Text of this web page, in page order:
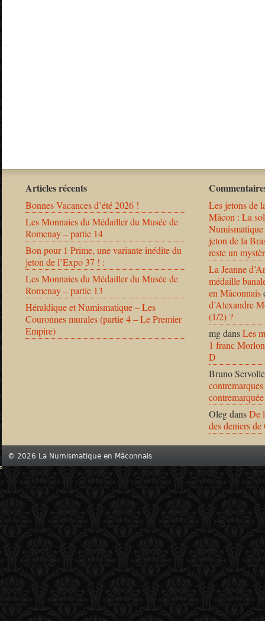
Articles récents
Bonnes Vacances d’été 2026 !
Les Monnaies du Médailler du Musée de
Romenay – partie 14
Bon pour 1 Prime, une variante inédite du
jeton de l’Expo 37 ! :
Les Monnaies du Médailler du Musée de
Romenay – partie 13
Héraldique et Numismatique – Les
Couronnes murales (partie 4 – Le Premier
Empire)
Les jetons de
Mâcon : La
jeton de la
reste un
La Jeanne
médaille
en Mâconnais
d’Alexandre
(1/2) ?
mgdansLes
1 franc
D
Bruno Servolle
OlegdansDe
des deniers
© 2026 La Numismatique en Mâconnais